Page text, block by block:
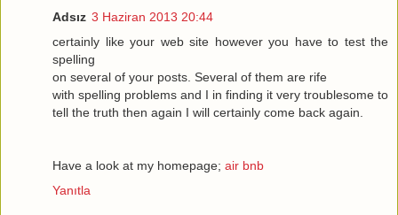
Adsız 3 Haziran 2013 20:44
certainly like your web site however you have to test the
spelling
on several of your posts. Several of them are rife
with spelling problems and I in finding it very troublesome to
tell the truth then again I will certainly come back again.
Have a look at my homepage; air bnb
Yanıtla